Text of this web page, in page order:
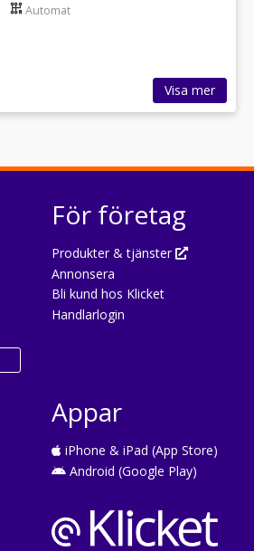
Automat
Visa mer
För företag
Produkter & tjänster
Annonsera
Bli kund hos Klicket
Handlarlogin
Appar
iPhone & iPad (App Store)
Android (Google Play)